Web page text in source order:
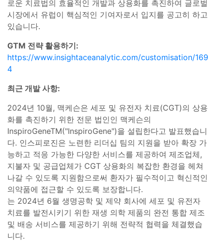
로운 치료법의 효율적인 개발과 상용화를 촉진하여 글로벌
시장에서 유럽이 핵심적인 기여자로서 입지를 공고히 하고
있습니다.
GTM 전략 활용하기:
https://www.insightaceanalytic.com/customisation/169
4
최근 개발 사항:
2024년 10월, 맥케슨은 세포 및 유전자 치료(CGT)의 상용
화를 촉진하기 위한 전문 법인인 맥케슨의
InspiroGeneTM("InspiroGene")을 설립한다고 발표했습니
다. 인스피로진은 노련한 리더십 팀의 지원을 받아 확장 가
능하고 적응 가능한 다양한 서비스를 제공하여 제조업체,
지불자 및 공급업체가 CGT 상용화의 복잡한 환경을 헤쳐
나갈 수 있도록 지원함으로써 환자가 필수적이고 혁신적인
의약품에 접근할 수 있도록 보장합니다.
는 2024년 6월 생명공학 및 제약 회사에 세포 및 유전자
치료를 발전시키기 위한 재생 의학 제품의 완전 통합 제조
및 배송 서비스를 제공하기 위해 전략적 협력을 체결했습
니다.